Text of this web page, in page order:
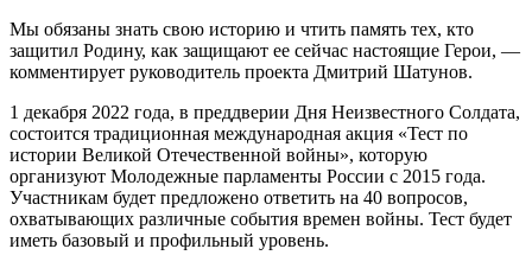
Мы обязаны знать свою историю и чтить память тех, кто
защитил Родину, как защищают ее сейчас настоящие Герои, —
комментирует руководитель проекта Дмитрий Шатунов.
1 декабря 2022 года, в преддверии Дня Неизвестного Солдата,
состоится традиционная международная акция «Тест по
истории Великой Отечественной войны», которую
организуют Молодежные парламенты России с 2015 года.
Участникам будет предложено ответить на 40 вопросов,
охватывающих различные события времен войны. Тест будет
иметь базовый и профильный уровень.